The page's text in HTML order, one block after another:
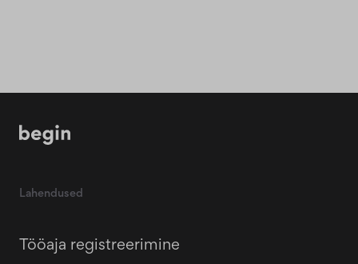
Lahendused
Tööaja registreerimine